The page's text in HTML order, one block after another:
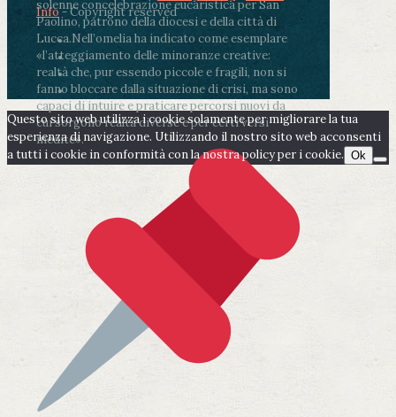
solenne concelebrazione eucaristica per San
Paolino, patrono della diocesi e della città di
Lucca.Nell’omelia ha indicato come esemplare
«l’atteggiamento delle minoranze creative:
realtà che, pur essendo piccole e fragili, non si
fanno bloccare dalla situazione di crisi, ma sono
capaci di intuire e praticare percorsi nuovi da
cui sorgono realtà diverse e per certi versi
inedite».
Info- Copyright reserved
Questo sito web utilizza i cookie solamente per migliorare la tua
esperienza di navigazione. Utilizzando il nostro sito web acconsenti
a tutti i cookie in conformità con la nostra policy per i cookie. Ok